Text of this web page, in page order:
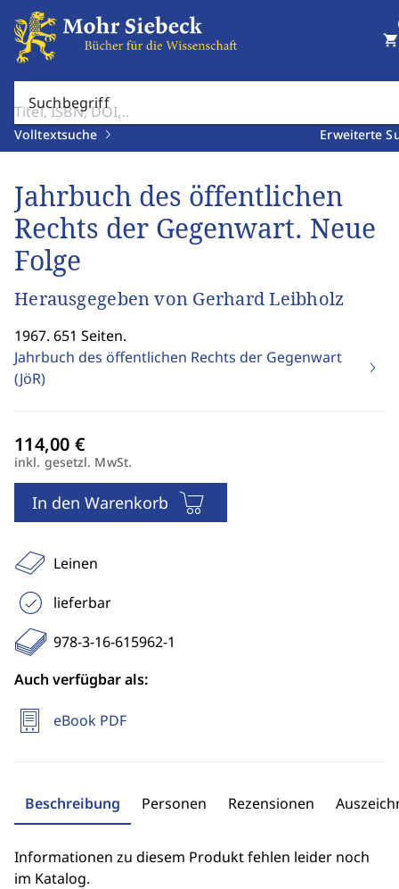
Suchbegriff
Volltextsuche Erweiterte
shopping_cart
Jahrbuch des öffentlichen
Rechts der Gegenwart. Neue
Folge
Herausgegeben von Gerhard Leibholz
1967. 651 Seiten.
Jahrbuch des öffentlichen Rechts der Gegenwart
(JöR)
inkl. gesetzl. MwSt.
In den Warenkorb
Leinen
lieferbar
978-3-16-615962-1
Auch verfügbar als:
eBook PDF
Beschreibung Personen Rezensionen
Informationen zu diesem Produkt fehlen leider noch
im Katalog.